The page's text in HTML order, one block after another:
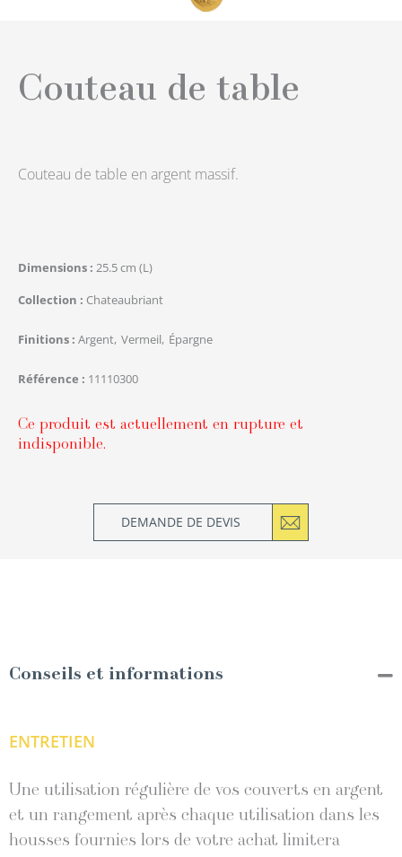
Couteau de table
Couteau de table en argent massif.
Dimensions
25.5 cm (L)
Collection
Chateaubriant
Finitions Argent Vermeil Épargne
Référence 11110300
Ce produit est actuellement en rupture et
indisponible.
DEMANDE DE DEVIS
Conseils et informations
ENTRETIEN
Une utilisation régulière de vos couverts en argent
et un rangement après chaque utilisation dans les
housses fournies lors de votre achat limitera